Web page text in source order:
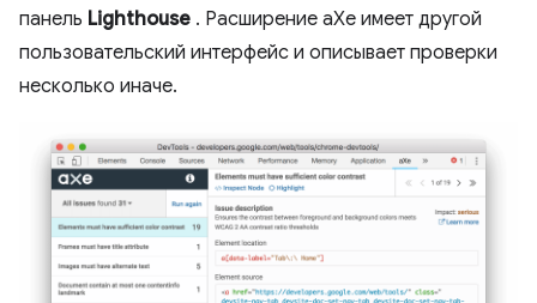
панель Lighthouse . Расширение aXe имеет другой
пользовательский интерфейс и описывает проверки
несколько иначе.